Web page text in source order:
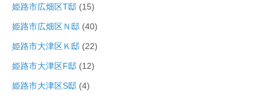
姫路市広畑区T邸 (15)
姫路市広畑区Ｎ邸 (40)
姫路市大津区Ｋ邸 (22)
姫路市大津区F邸 (12)
姫路市大津区S邸 (4)